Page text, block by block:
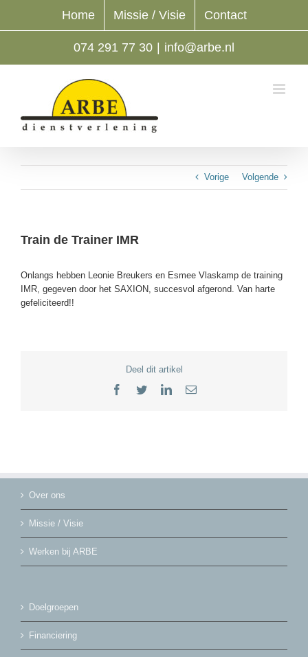
inhoud
Home Missie / Visie Contact
074 291 77 30 | info@arbe.nl
Vorige Volgende
Train de Trainer IMR
Onlangs hebben Leonie Breukers en Esmee Vlaskamp de training
IMR, gegeven door het SAXION, succesvol afgerond. Van harte
gefeliciteerd!!
Deel dit artikel
Facebook
TwitterLinkedIn
E-
Over ons
Missie / Visie
Werken bij ARBE
Doelgroepen
Financiering